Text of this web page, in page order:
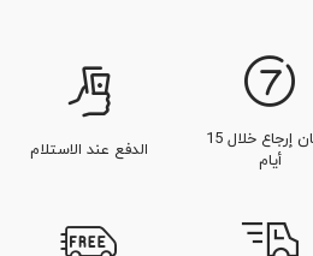
ضمان إرجاع خلال 15
أيام
الدفع عند الاستلام